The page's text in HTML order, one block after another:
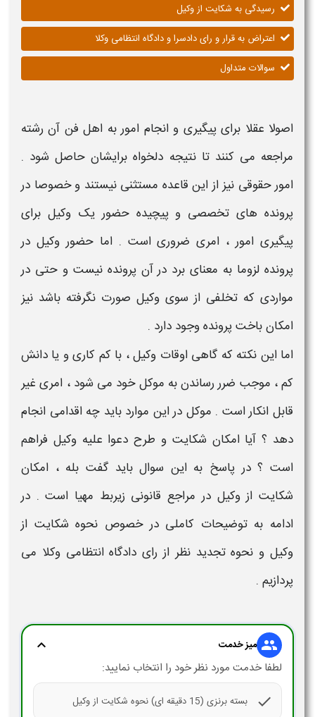
رسیدگی به شکایت از وکیل
اعتراض به قرار و رای دادسرا و دادگاه انتظامی وکلا
سوالات متداول
اصولا عقلا برای پیگیری و انجام امور به اهل فن آن رشته
مراجعه می کنند تا نتیجه دلخواه برایشان حاصل شود .
امور حقوقی نیز از این قاعده مستثنی نیستند و خصوصا در
پرونده های تخصصی و پیچیده حضور یکوکیل برای
پیگیری امور ، امری ضروری است . اما حضوروکیل در
پرونده لزوما به معنای برد در آن پرونده نیست و حتی در
مواردی که تخلفی از سوی وکیل صورت نگرفته باشد نیز
امکان باخت پرونده وجود دارد .
اما این نکته که گاهی اوقات وکیل، با کم کاری و یا دانش
کم ، موجب ضرر رساندن به موکل خود می شود ، امری غیر
قابل انکار است . موکل در این موارد باید چه اقدامی انجام
دهد ؟ آیا امکان شکایت و طرح دعوا علیهوکیل فراهم
است ؟ در پاسخ به این سوال باید گفت بله ، امکان
شکایت از وکیل در مراجع قانونی زیربط مهیا است . در
ادامه به توضیحات کاملی در خصوص نحوه شکایت از
وکیلو نحوه تجدید نظر از رای دادگاه انتظامیوکلا می
پردازیم .
group میز خدمت expand_more
لطفا خدمت مورد نظر خود را انتخاب نمایید:
check بسته برنزی (15 دقیقه ای) نحوه شکایت از وکیل